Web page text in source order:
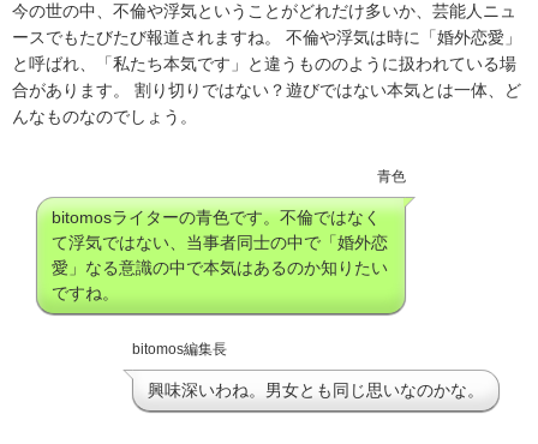
今の世の中、不倫や浮気ということがどれだけ多いか、芸能人ニュ
ースでもたびたび報道されますね。 不倫や浮気は時に「婚外恋愛」
と呼ばれ、「私たち本気です」と違うもののように扱われている場
合があります。 割り切りではない？遊びではない本気とは一体、ど
んなものなのでしょう。
青色
bitomosライターの青色です。不倫ではなく
て浮気ではない、当事者同士の中で「婚外恋
愛」なる意識の中で本気はあるのか知りたい
ですね。
bitomos編集長
興味深いわね。男女とも同じ思いなのかな。